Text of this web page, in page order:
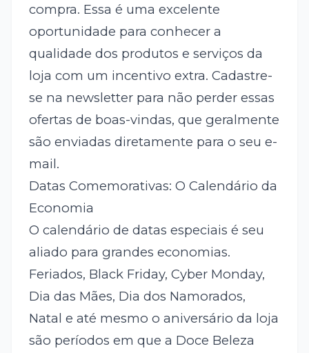
compra. Essa é uma excelente
oportunidade para conhecer a
qualidade dos produtos e serviços da
loja com um incentivo extra. Cadastre-
se na newsletter para não perder essas
ofertas de boas-vindas, que geralmente
são enviadas diretamente para o seu e-
mail.
Datas Comemorativas: O Calendário da
Economia
O calendário de datas especiais é seu
aliado para grandes economias.
Feriados, Black Friday, Cyber Monday,
Dia das Mães, Dia dos Namorados,
Natal e até mesmo o aniversário da loja
são períodos em que a Doce Beleza